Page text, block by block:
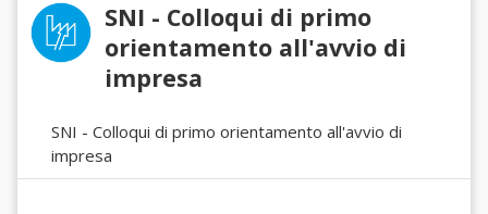
SNI - Colloqui di primo
orientamento all'avvio di
impresa
SNI - Colloqui di primo orientamento all'avvio di
impresa